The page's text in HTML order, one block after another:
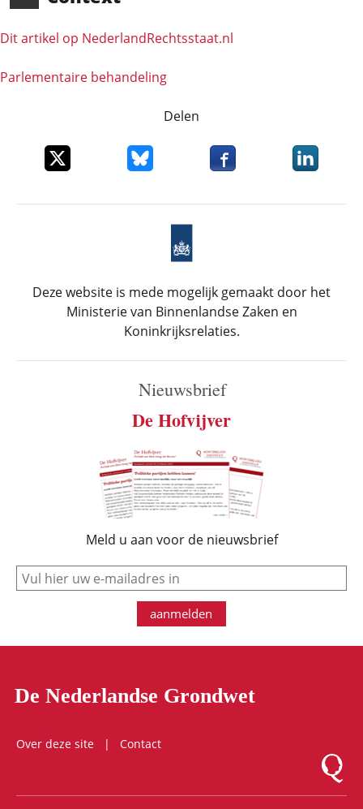
Dit artikel op NederlandRechts­staat.nl
Parlementaire behandeling
Delen
Deel dit item op XDeel dit item op Bluesky
Deel dit item opDeel dit
Deze website is mede mogelijk gemaakt door het
Ministerie van Binnenlandse Zaken en
Koninkrijksrelaties.
Nieuwsbrief
De Hofvijver
Meld u aan voor de nieuwsbrief
e-mail
aanmelden
De Nederlandse Grondwet
Over deze site
Contact
Logo